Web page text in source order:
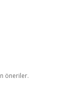
öneriler.